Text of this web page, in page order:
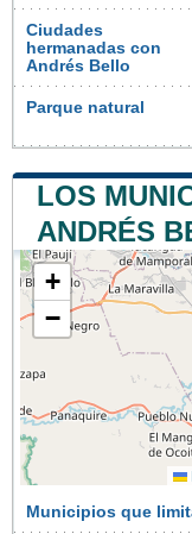
Ciudades
hermanadas con
Andrés Bello
Parque natural
LOS
ANDRÉS
+
−
Municipios que